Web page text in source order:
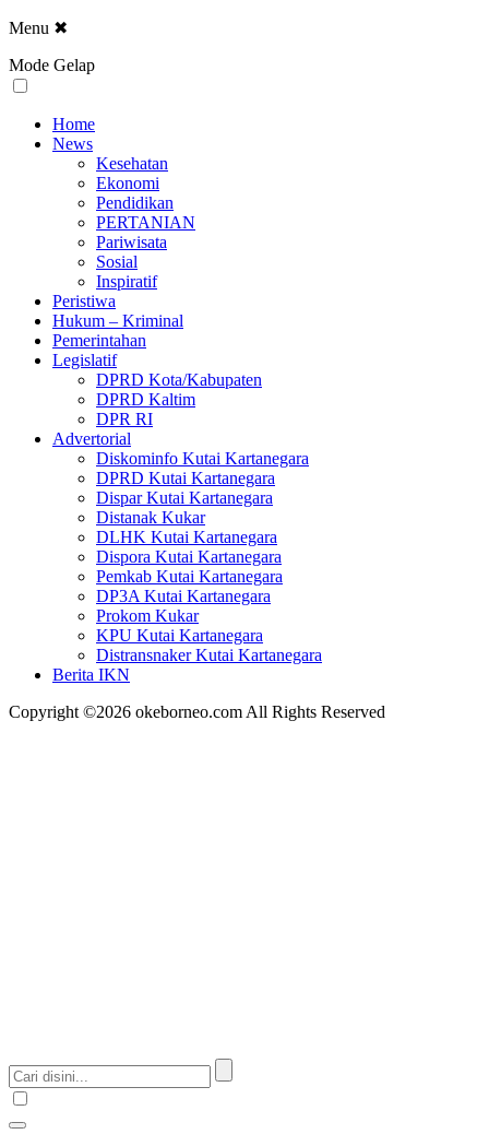
Menu ✖
Mode Gelap
Home
News
Kesehatan
Ekonomi
Pendidikan
PERTANIAN
Pariwisata
Sosial
Inspiratif
Peristiwa
Hukum – Kriminal
Pemerintahan
Legislatif
DPRD Kota/Kabupaten
DPRD Kaltim
DPR RI
Advertorial
Diskominfo Kutai Kartanegara
DPRD Kutai Kartanegara
Dispar Kutai Kartanegara
Distanak Kukar
DLHK Kutai Kartanegara
Dispora Kutai Kartanegara
Pemkab Kutai Kartanegara
DP3A Kutai Kartanegara
Prokom Kukar
KPU Kutai Kartanegara
Distransnaker Kutai Kartanegara
Berita IKN
Copyright ©2026 okeborneo.com All Rights Reserved